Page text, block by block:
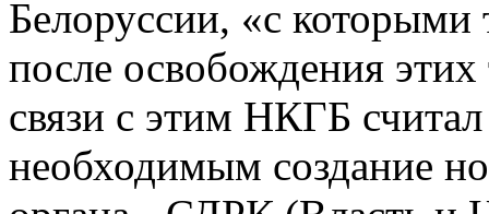
Белоруссии, «с которыми
после освобождения
связи с этим НКГБ
необходимым создание